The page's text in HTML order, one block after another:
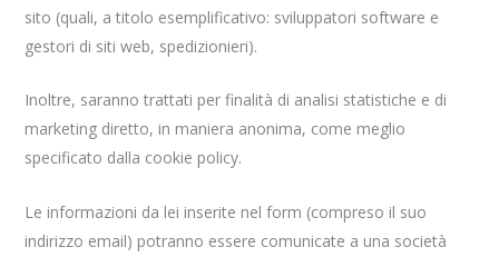
sito (quali, a titolo esemplificativo: sviluppatori software e
gestori di siti web, spedizionieri).
Inoltre, saranno trattati per finalità di analisi statistiche e di
marketing diretto, in maniera anonima, come meglio
specificato dalla cookie policy.
Le informazioni da lei inserite nel form (compreso il suo
indirizzo email) potranno essere comunicate a una società